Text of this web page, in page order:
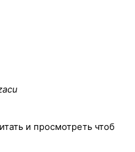
и просмотреть чтоб